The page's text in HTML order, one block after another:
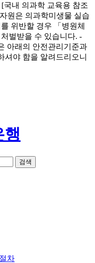
국내 의과학 교육용 참조
원은 의과학미생물 실습
위반할 경우 「병원체
벌받을 수 있습니다. -
아래의 안전관리기준과
셔야 함을 알려드리오니
행
차